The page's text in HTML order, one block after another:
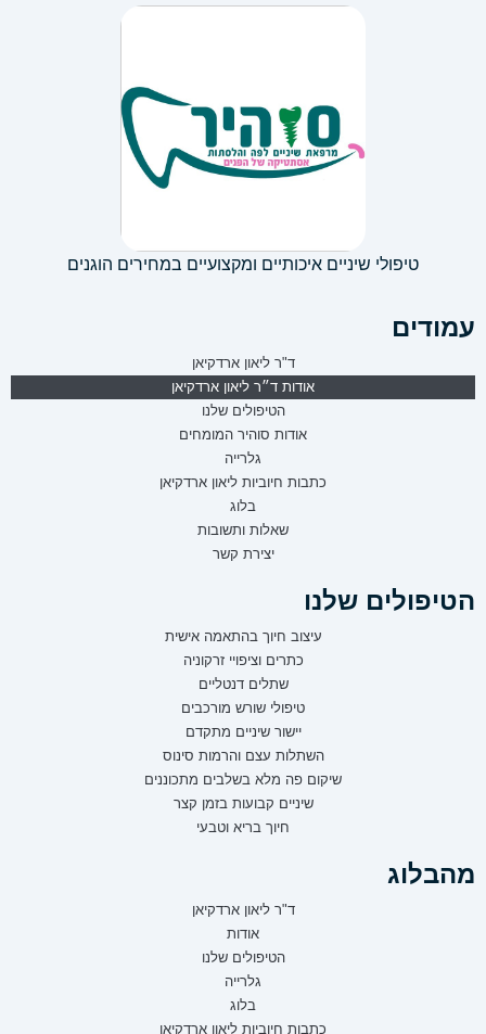
טיפולי שיניים איכותיים ומקצועיים במחירים הוגנים
עמודים
ד"ר ליאון ארדקיאן
אודות ד״ר ליאון ארדקיאן
הטיפולים שלנו
אודות סוהיר המומחים
גלרייה
כתבות חיוביות ליאון ארדקיאן
בלוג
שאלות ותשובות
יצירת קשר
הטיפולים שלנו
עיצוב חיוך בהתאמה אישית
כתרים וציפויי זרקוניה
שתלים דנטליים
טיפולי שורש מורכבים
יישור שיניים מתקדם
השתלות עצם והרמות סינוס
שיקום פה מלא בשלבים מתכוננים
שיניים קבועות בזמן קצר
חיוך בריא וטבעי
מהבלוג
ד"ר ליאון ארדקיאן
אודות
הטיפולים שלנו
גלרייה
בלוג
כתבות חיוביות ליאון ארדקיאן